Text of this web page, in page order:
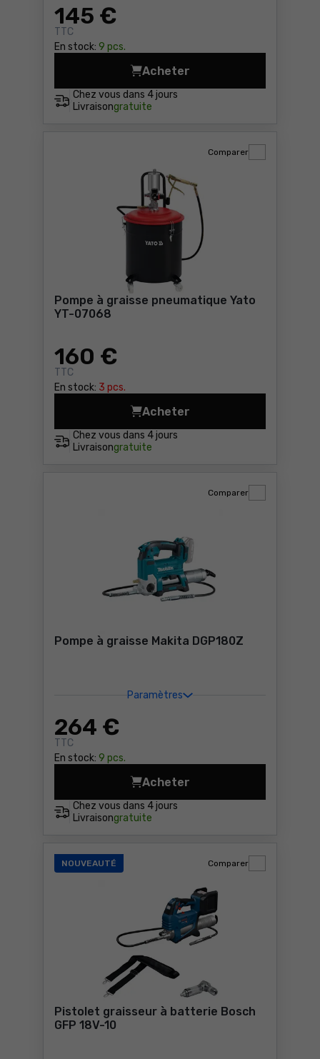
145 €
TTC
En stock: 9 pcs.
Chez vous dans 4 jours
Livraisongratuite
Acheter
Pompe à graisse Yato YT-
Pompe à graisse pneumatique Yato
YT-07068
160 €
TTC
En stock: 3 pcs.
Comparer
Chez vous dans 4 jours
Livraisongratuite
Acheter
Pompe à graisse
Pompe à graisse Makita DGP180Z
Paramètres
264 €
TTC
En stock: 9 pcs.
Comparer
Chez vous dans 4 jours
Livraisongratuite
Acheter
Pompe à graisse Makita
NOUVEAUTÉ
Pistolet graisseur à batterie Bosch
GFP 18V-10
Comparer